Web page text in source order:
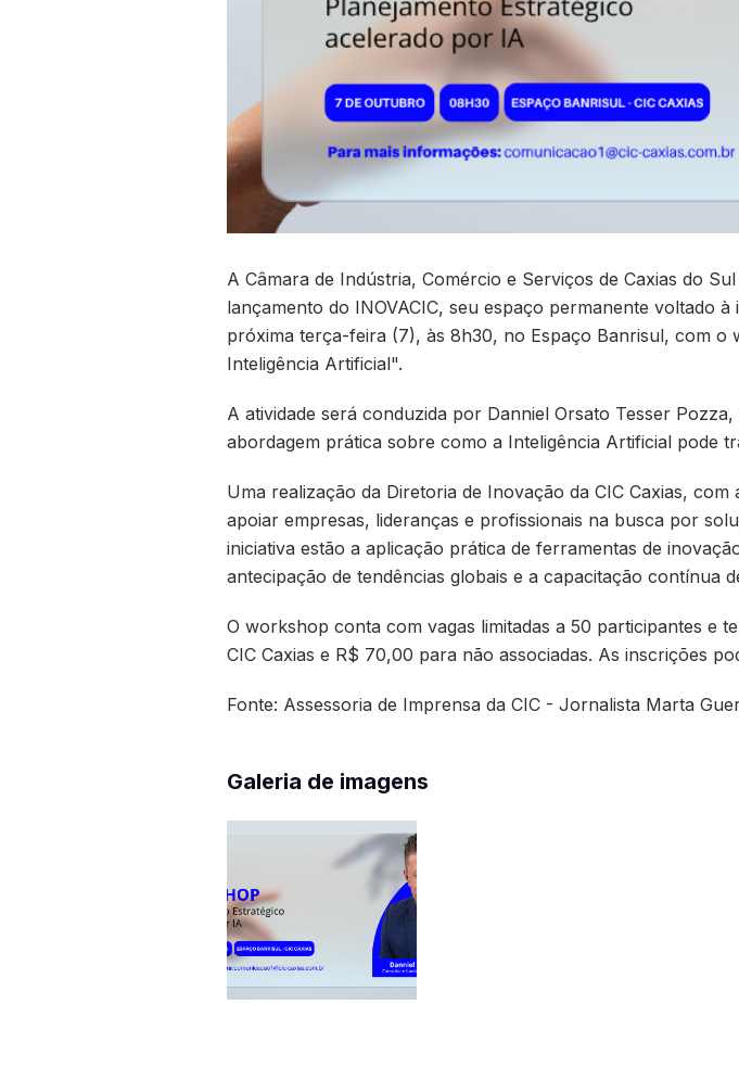
A Câmara de Indústria, Comércio e Serviços de Caxias do
lançamento do INOVACIC, seu espaço permanente voltado
próxima terça-feira (7), às 8h30, no Espaço Banrisul, com
Inteligência Artificial".
A atividade será conduzida por Danniel Orsato Tesser
abordagem prática sobre como a Inteligência Artificial pode
Uma realização da Diretoria de Inovação da CIC Caxias,
apoiar empresas, lideranças e profissionais na busca por
iniciativa estão a aplicação prática de ferramentas de
antecipação de tendências globais e a capacitação contínua
O workshop conta com vagas limitadas a 50 participantes e
CIC Caxias e R$ 70,00 para não associadas. As inscrições
Fonte: Assessoria de Imprensa da CIC - Jornalista Marta
Galeria de imagens